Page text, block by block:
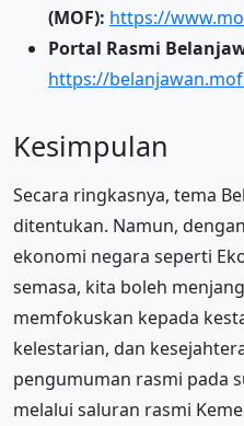
(MOF): https://
Portal Rasmi
https://
Kesimpulan
Secara ringkasnya, tema
ditentukan. Namun,
ekonomi negara seperti
semasa, kita boleh
memfokuskan kepada
kelestarian, dan
pengumuman rasmi pada
melalui saluran rasmi